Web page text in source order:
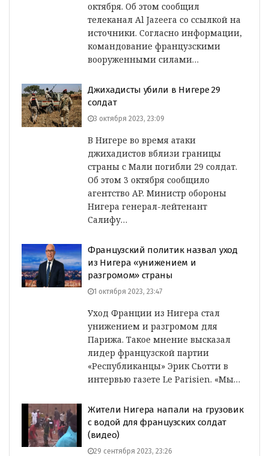
октября. Об этом сообщил
телеканал Al Jazeera со ссылкой на
источники. Согласно информации,
командование французскими
вооруженными силами…
Джихадисты убили в Нигере 29
солдат
3 октября 2023, 23:09
В Нигере во время атаки
джихадистов вблизи границы
страны с Мали погибли 29 солдат.
Об этом 3 октября сообщило
агентство AP. Министр обороны
Нигера генерал-лейтенант
Салифу…
Французский политик назвал уход
из Нигера «унижением и
разгромом» страны
1 октября 2023, 23:47
Уход Франции из Нигера стал
унижением и разгромом для
Парижа. Такое мнение высказал
лидер французской партии
«Республиканцы» Эрик Сьотти в
интервью газете Le Parisien. «Мы…
Жители Нигера напали на грузовик
с водой для французских солдат
(видео)
29 сентября 2023, 23:26